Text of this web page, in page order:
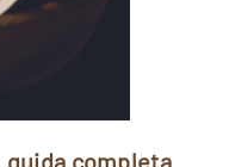
completa